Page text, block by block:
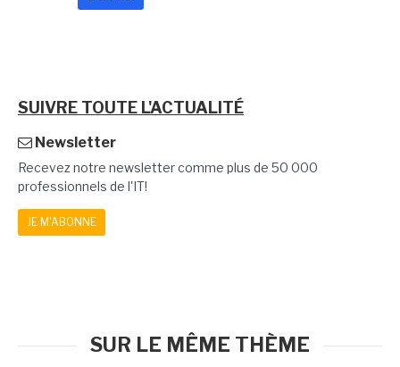
SUIVRE TOUTE L'ACTUALITÉ
Newsletter
Recevez notre newsletter comme plus de 50 000
professionnels de l'IT!
JE M'ABONNE
SUR LE MÊME THÈME